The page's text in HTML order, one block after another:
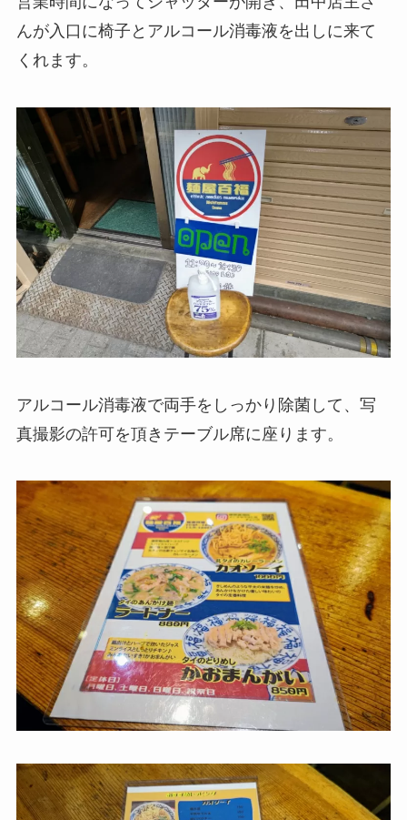
んが入口に椅子とアルコール消毒液を出しに来て
くれます。
アルコール消毒液で両手をしっかり除菌して、写
真撮影の許可を頂きテーブル席に座ります。